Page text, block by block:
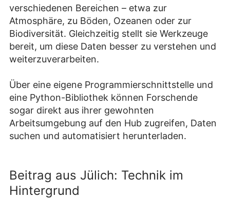
verschiedenen Bereichen – etwa zur
Atmosphäre, zu Böden, Ozeanen oder zur
Biodiversität. Gleichzeitig stellt sie Werkzeuge
bereit, um diese Daten besser zu verstehen und
weiterzuverarbeiten.
Über eine eigene Programmierschnittstelle und
eine Python-Bibliothek können Forschende
sogar direkt aus ihrer gewohnten
Arbeitsumgebung auf den Hub zugreifen, Daten
suchen und automatisiert herunterladen.
Beitrag aus Jülich: Technik im
Hintergrund